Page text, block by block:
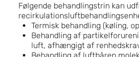
Følgende behandlingstrin kan
Termisk behandling (køling,
Behandling af
luft, afhængigt af
Behandling af luftbåren